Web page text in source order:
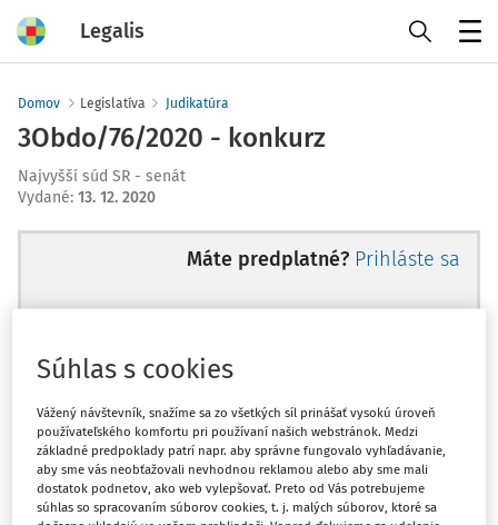
Legalis
Domov Legislatíva Judikatúra
3Obdo/76/2020 - konkurz
Najvyšší súd SR - senát
Vydané: 13. 12. 2020
Máte predplatné? Prihláste sa
Ups, zatiaľ ste si prečítali len
začiatok...
Celý odborný obsah z tejto oblasti je
Súhlas s cookies
Vážený návštevník, snažíme sa zo všetkých síl prinášať vysokú úroveň
používateľského komfortu pri používaní našich webstránok. Medzi
základné predpoklady patrí napr. aby správne fungovalo vyhľadávanie,
aby sme vás neobťažovali nevhodnou reklamou alebo aby sme mali
dostatok podnetov, ako web vylepšovať. Preto od Vás potrebujeme
súhlas so spracovaním súborov cookies, t. j. malých súborov, ktoré sa